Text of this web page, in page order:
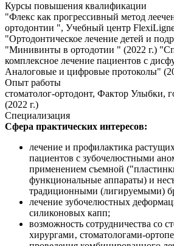
Курсы повышения квалификации
"Флекс как прогрессивный метод
ортодонтии ", Учебный центр
"Ортодонтическое лечение детей и
"Минивинты в ортодотии " (2022 г.)
комплексное лечение пациентов с
Аналоговые и цифровые протоколы"
Опыт работы
стоматолог-ортодонт, Фактор Улыбки,
(2022 г.)
Специализация
Сфера практических интересов:
лечение и профилактика
пациентов с зубочелюстными
применением съемной
функциональные аппараты) и
традиционными (лигируемыми)
лечение зубочелюстных
силиконовых капп;
возможность сотрудничества со
хирургами‚ стоматологами-